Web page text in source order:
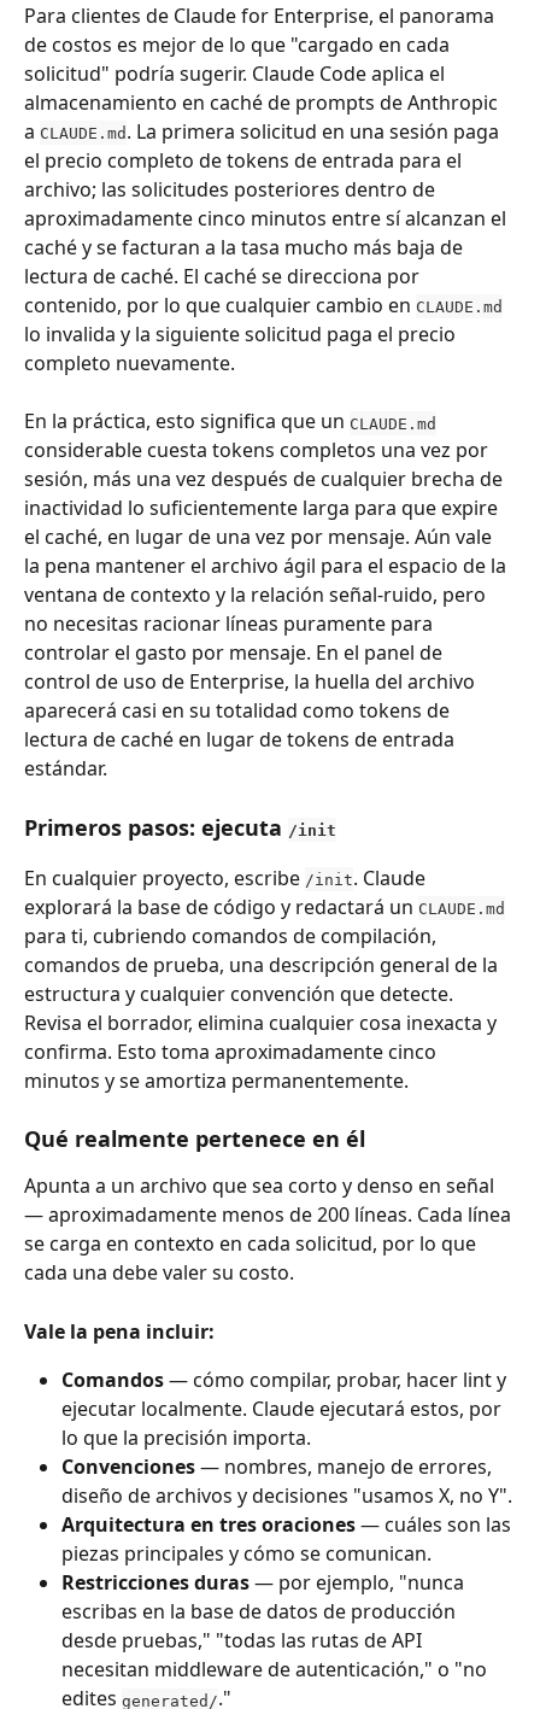
Para clientes de Claude for Enterprise, el panorama
de costos es mejor de lo que "cargado en cada
solicitud" podría sugerir. Claude Code aplica el
almacenamiento en caché de prompts de Anthropic
a CLAUDE.md . La primera solicitud en una sesión paga
el precio completo de tokens de entrada para el
archivo; las solicitudes posteriores dentro de
aproximadamente cinco minutos entre sí alcanzan el
caché y se facturan a la tasa mucho más baja de
lectura de caché. El caché se direcciona por
contenido, por lo que cualquier cambio en CLAUDE.md
lo invalida y la siguiente solicitud paga el precio
completo nuevamente.
En la práctica, esto significa que un CLAUDE.md
considerable cuesta tokens completos una vez por
sesión, más una vez después de cualquier brecha de
inactividad lo suficientemente larga para que expire
el caché, en lugar de una vez por mensaje. Aún vale
la pena mantener el archivo ágil para el espacio de la
ventana de contexto y la relación señal-ruido, pero
no necesitas racionar líneas puramente para
controlar el gasto por mensaje. En el panel de
control de uso de Enterprise, la huella del archivo
aparecerá casi en su totalidad como tokens de
lectura de caché en lugar de tokens de entrada
estándar.
Primeros pasos: ejecuta /init
En cualquier proyecto, escribe /init. Claude
explorará la base de código y redactará un CLAUDE.md
para ti, cubriendo comandos de compilación,
comandos de prueba, una descripción general de la
estructura y cualquier convención que detecte.
Revisa el borrador, elimina cualquier cosa inexacta y
confirma. Esto toma aproximadamente cinco
minutos y se amortiza permanentemente.
Qué realmente pertenece en él
Apunta a un archivo que sea corto y denso en señal
— aproximadamente menos de 200 líneas. Cada línea
se carga en contexto en cada solicitud, por lo que
cada una debe valer su costo.
Vale la pena incluir:
Comandos — cómo compilar, probar, hacer lint y
ejecutar localmente. Claude ejecutará estos, por
lo que la precisión importa.
Convenciones — nombres, manejo de errores,
diseño de archivos y decisiones "usamos X, no Y".
Arquitectura en tres oraciones — cuáles son las
piezas principales y cómo se comunican.
Restricciones duras — por ejemplo, "nunca
escribas en la base de datos de producción
desde pruebas," "todas las rutas de API
necesitan middleware de autenticación," o "no
edites generated/."